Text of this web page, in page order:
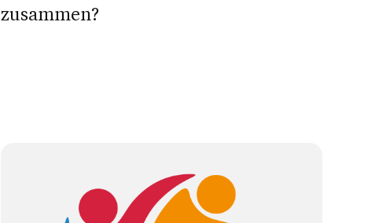
zusammen?